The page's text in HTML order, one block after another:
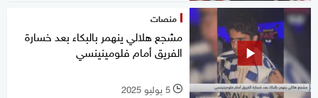
منصات
مشجع هلالي ينهمر بالبكاء بعد خسارة
الفريق أمام فلومينينسي
l 5 يوليو 2025